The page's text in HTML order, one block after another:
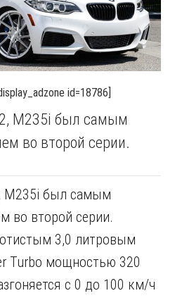
id=18786]
M235i был самым
во второй серии.
M235i был самым
во второй серии.
3,0 литровым
Turbo мощностью 320
с 0 до 100 км/ч